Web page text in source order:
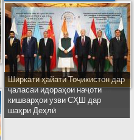
Ширкати ҳайати Тоҷикистон дар
ҷаласаи идораҳои наҷоти
кишварҳои узви СҲШ дар
шаҳри Деҳлӣ